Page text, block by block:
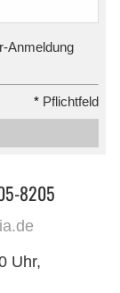
Anmeldung
* Pflichtfeld
8205
Uhr,